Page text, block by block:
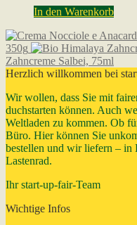
In den Warenkorb
350g
Zahncreme Salbei, 75ml
Herzlich willkommen bei
Wir wollen, dass Sie mit
duchstarten können. Auch
Weltladen zu kommen. Ob
Büro. Hier können Sie
bestellen und wir liefern –
Lastenrad.
Ihr start-up-fair-Team
Wichtige Infos